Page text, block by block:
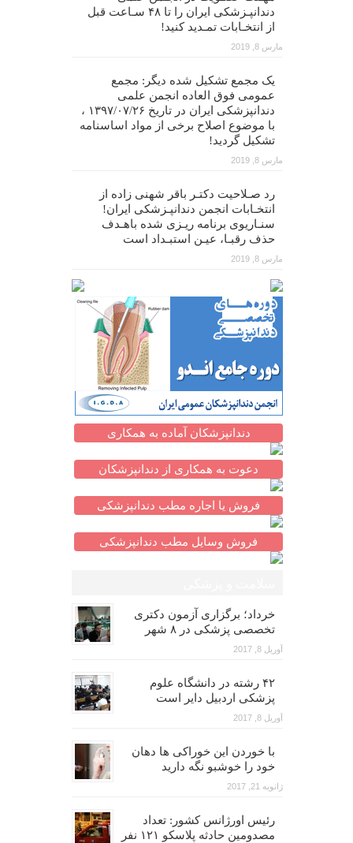
دندانپـزشکی ایران را تا ۴۸ سـاعت قبل
از انتخـابات تمـدید کنید!
مارس 8, 2019
یک مجمع تشکیل شده دیگر: مجمع
عمومی فوق العاده انجمن علمی
دندانپزشکی ایران در تاریخ ۱۳۹۷/۰۷/۲۶ ،
با موضوع اصلاح برخی از مواد اساسنامه
تشکیل گردید!
مارس 8, 2019
رد صـلاحیت دکتـر باقر شهنی زاده از
انتخـابات انجمن دندانپـزشکی ایران!
سنـاریوی برنامه ریـزی شده باهـدف
حذف رقبـا، عیـن استبـداد است
مارس 8, 2019
دندانپزشکان آماده به همکاری
دعوت به همکاری از دندانپزشکان
فروش یا اجاره مطب دندانپزشکی
فروش وسایل مطب دندانپزشکی
خرداد؛ برگزاری آزمون دکتری
تخصصی پزشکی در ۸ شهر
آوریل 8, 2017
۴۲ رشته در دانشگاه علوم
پزشکی اردبیل دایر است
آوریل 8, 2017
با خوردن این خوراکی ها دهان
خود را خوشبو نگه دارید
ژانویه 21, 2017
رئیس اورژانس کشور: تعداد
مصدومین حادثه پلاسکو ۱۲۱ نفر